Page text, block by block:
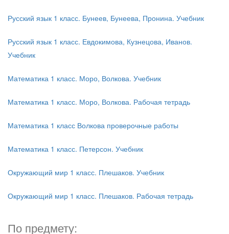
Русский язык 1 класс. Бунеев, Бунеева, Пронина. Учебник
Русский язык 1 класс. Евдокимова, Кузнецова, Иванов.
Учебник
Математика 1 класс. Моро, Волкова. Учебник
Математика 1 класс. Моро, Волкова. Рабочая тетрадь
Математика 1 класс Волкова проверочные работы
Математика 1 класс. Петерсон. Учебник
Окружающий мир 1 класс. Плешаков. Учебник
Окружающий мир 1 класс. Плешаков. Рабочая тетрадь
По предмету: